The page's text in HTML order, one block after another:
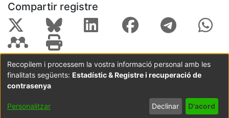
Compartir registre
Coordinació:CRAI UB Avís legal
Metadades
subjectes a:
Configuració
de cookies
privadesa
Recopilem i processem la vostra informació personal amb les
finalitats següents: Estadístic & Registre i recuperació de
contrasenya
Personalitzar Declinar D'acord